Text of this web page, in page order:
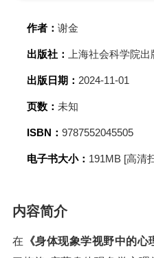
作者： 谢金
出版社： 上海社会科学院出
出版日期： 2024-11-01
页数： 未知
ISBN： 9787552045505
电子书大小： 191MB [高清
内容简介
在 《身体现象学视野中的心